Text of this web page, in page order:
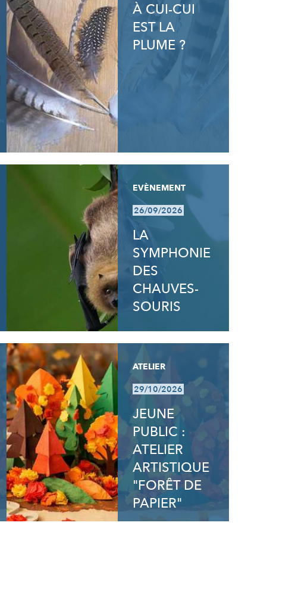
À CUI-CUI
EST LA
PLUME ?
EVÈNEMENT
26/09/2026
LA
SYMPHONIE
DES
CHAUVES-
SOURIS
ATELIER
29/10/2026
JEUNE
PUBLIC :
ATELIER
ARTISTIQUE
"FORÊT DE
PAPIER"